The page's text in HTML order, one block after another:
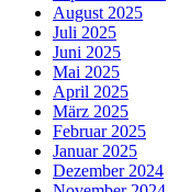
August 2025
Juli 2025
Juni 2025
Mai 2025
April 2025
März 2025
Februar 2025
Januar 2025
Dezember 2024